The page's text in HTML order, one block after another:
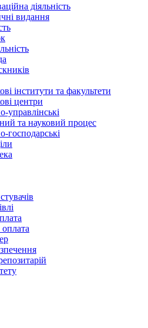
діяльність
видання
інститути та факультети
центри
управлінські
та науковий процес
господарські